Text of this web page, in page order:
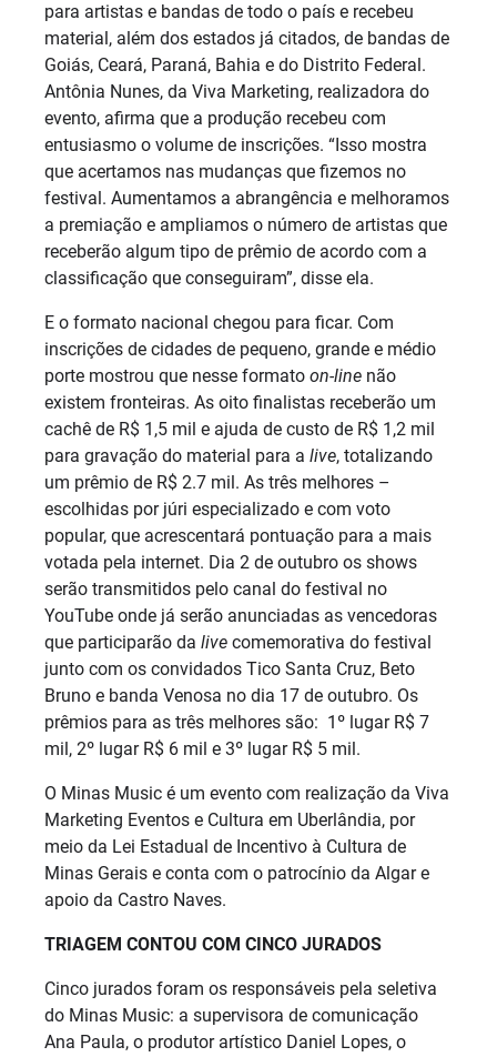
para artistas e bandas de todo o país e recebeu
material, além dos estados já citados, de bandas de
Goiás, Ceará, Paraná, Bahia e do Distrito Federal.
Antônia Nunes, da Viva Marketing, realizadora do
evento, afirma que a produção recebeu com
entusiasmo o volume de inscrições. “Isso mostra
que acertamos nas mudanças que fizemos no
festival. Aumentamos a abrangência e melhoramos
a premiação e ampliamos o número de artistas que
receberão algum tipo de prêmio de acordo com a
classificação que conseguiram”, disse ela.
E o formato nacional chegou para ficar. Com
inscrições de cidades de pequeno, grande e médio
porte mostrou que nesse formato on-line não
existem fronteiras. As oito finalistas receberão um
cachê de R$ 1,5 mil e ajuda de custo de R$ 1,2 mil
para gravação do material para a live, totalizando
um prêmio de R$ 2.7 mil. As três melhores –
escolhidas por júri especializado e com voto
popular, que acrescentará pontuação para a mais
votada pela internet. Dia 2 de outubro os shows
serão transmitidos pelo canal do festival no
YouTube onde já serão anunciadas as vencedoras
que participarão da live comemorativa do festival
junto com os convidados Tico Santa Cruz, Beto
Bruno e banda Venosa no dia 17 de outubro. Os
prêmios para as três melhores são: 1º lugar R$ 7
mil, 2º lugar R$ 6 mil e 3º lugar R$ 5 mil.
O Minas Music é um evento com realização da Viva
Marketing Eventos e Cultura em Uberlândia, por
meio da Lei Estadual de Incentivo à Cultura de
Minas Gerais e conta com o patrocínio da Algar e
apoio da Castro Naves.
TRIAGEM CONTOU COM CINCO JURADOS
Cinco jurados foram os responsáveis pela seletiva
do Minas Music: a supervisora de comunicação
Ana Paula, o produtor artístico Daniel Lopes, o